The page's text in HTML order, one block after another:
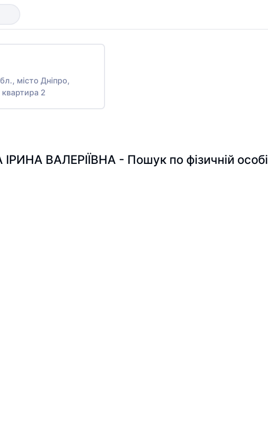
місто Дніпро,
2
ІРИНА ВАЛЕРІЇВНА - Пошук по фізичній особі